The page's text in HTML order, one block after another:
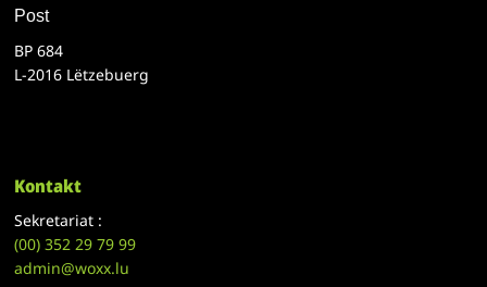
Post
BP 684
L-2016 Lëtzebuerg
Kontakt
Sekretariat :
(00)352 29 79 99
admin@woxx.lu